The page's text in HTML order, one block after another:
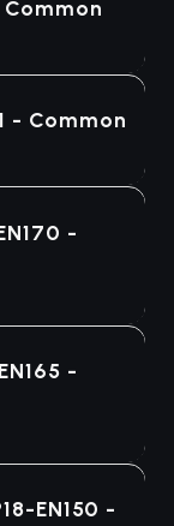
Common
- Common
-
-
EN150 -